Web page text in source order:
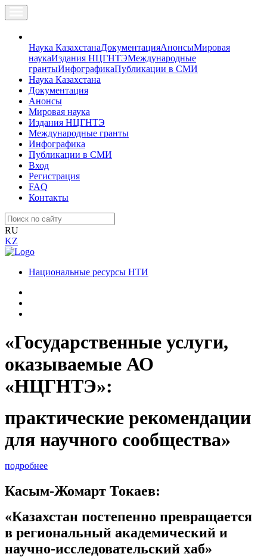
Наука КазахстанаДокументацияАнонсыМировая
наукаИздания НЦГНТЭМеждународные
грантыИнфографикаПубликации в СМИ
Наука Казахстана
Документация
Анонсы
Мировая наука
Издания НЦГНТЭ
Международные гранты
Инфографика
Публикации в СМИ
Вход
Регистрация
FAQ
Контакты
RU
KZ
Национальные ресурсы НТИ
«Государственные услуги,
оказываемые АО
«НЦГНТЭ»:
практические рекомендации
для научного сообщества»
подробнее
Касым-Жомарт Токаев:
«Казахстан постепенно превращается
в региональный академический и
научно-исследовательский хаб»